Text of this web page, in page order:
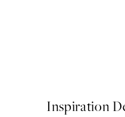
Inspiration